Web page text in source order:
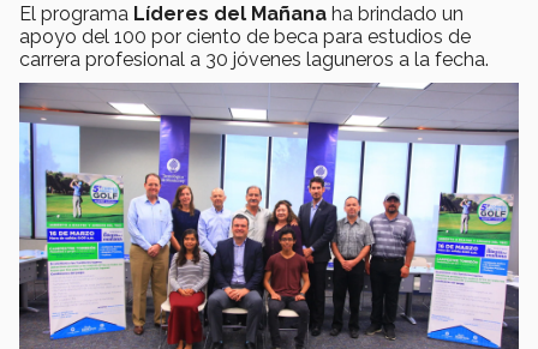
El programa Líderes del Mañana ha brindado un
apoyo del 100 por ciento de beca para estudios de
carrera profesional a 30 jóvenes laguneros a la fecha.